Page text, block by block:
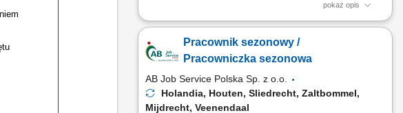
pokaż opis
Opis stanowiska Zbiór owoców w sadach z wykorzystaniem
według jakości. Przygotowywanie zebranych plonów do
dalszego transportu. Układanie jabłek i gruszek w skrzynkach
porannych....
Pracownik sezonowy /
Pracowniczka sezonowa
AB Job Service Polska Sp. z o.o.
Holandia, Houten, Sliedrecht, Zaltbommel,
Mijdrecht, Veenendaal